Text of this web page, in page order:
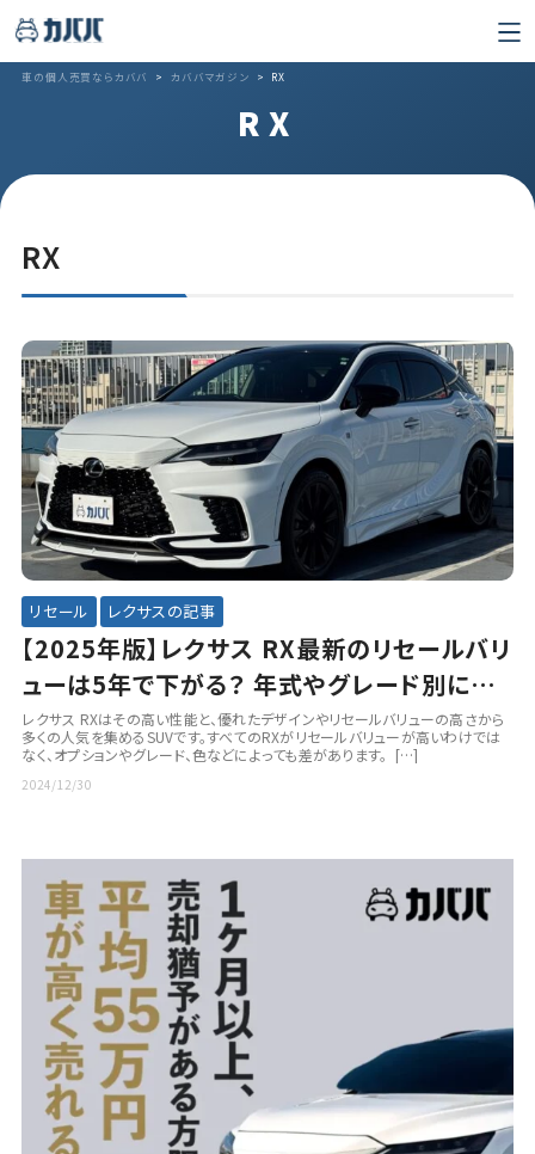
車の個人売買ならカババ > カババマガジン > RX
RX
RX
リセール レクサスの記事
【2025年版】レクサス RX最新のリセールバリ
ューは5年で下がる？ 年式やグレード別に残
価率を確認
レクサス RXはその高い性能と、優れたデザインやリセールバリューの高さから
多くの人気を集めるSUVです。すべてのRXがリセールバリューが高いわけでは
なく、オプションやグレード、色などによっても差があります。 […]
2024/12/30